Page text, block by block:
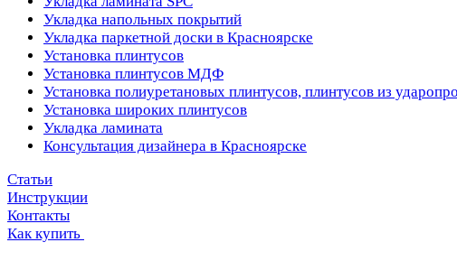
Укладка напольных покрытий
Укладка паркетной доски в Красноярске
Установка плинтусов
Установка плинтусов МДФ
Установка полиуретановых плинтусов, плинтусов из
Установка широких плинтусов
Укладка ламината
Консультация дизайнера в Красноярске
Статьи
Инструкции
Контакты
Как купить